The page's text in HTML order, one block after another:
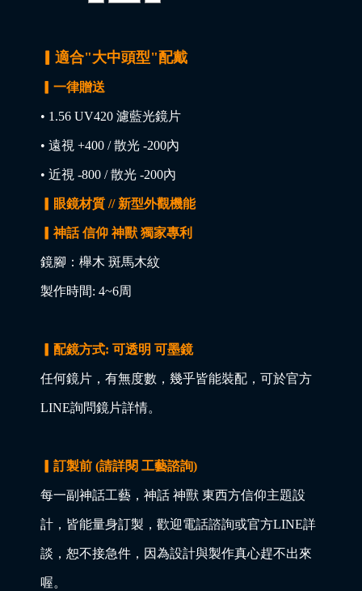
▎適合"大中頭型"配戴
▎一律贈送
• 1.56 UV420 濾藍光鏡片
• 遠視 +400 / 散光 -200內
• 近視 -800 / 散光 -200內
▎眼鏡材質 // 新型外觀機能
▎神話 信仰 神獸 獨家專利
鏡腳：櫸木 斑馬木紋
製作時間: 4~6周
▎配鏡方式: 可透明 可墨鏡
任何鏡片，有無度數，幾乎皆能裝配，可於官方
LINE詢問鏡片詳情。
▎訂製前 (請詳閱 工藝諮詢)
每一副神話工藝，神話 神獸 東西方信仰主題設
計，皆能量身訂製，歡迎電話諮詢或官方LINE詳
談，恕不接急件，因為設計與製作真心趕不出來
喔。